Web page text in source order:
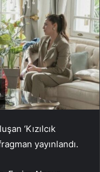
‘Kızılcık
yayınlandı.